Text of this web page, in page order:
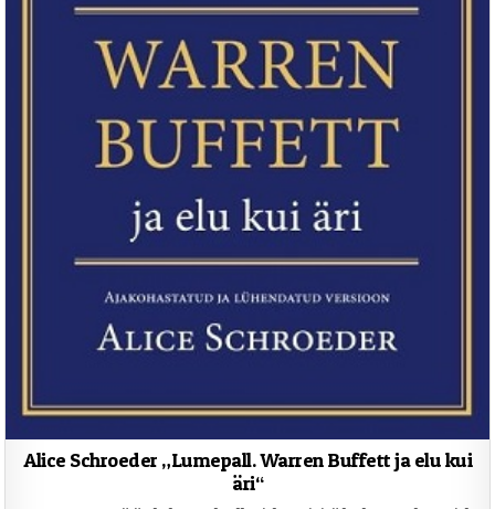
Alice Schroeder „Lumepall. Warren Buffett ja elu kui
äri“